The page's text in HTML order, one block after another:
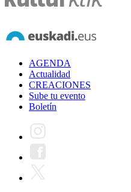
AGENDA
Actualidad
CREACIONES
Sube tu evento
Boletín